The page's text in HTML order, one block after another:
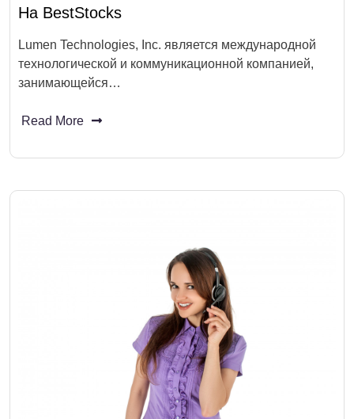
На BestStocks
Lumen Technologies, Inc. является международной
технологической и коммуникационной компанией,
занимающейся…
Read More